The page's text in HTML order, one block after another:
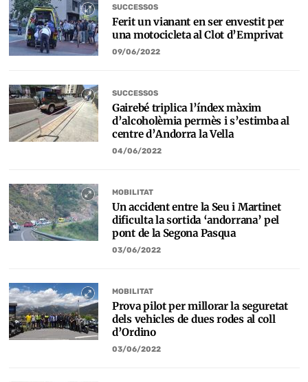
SUCCESSOS
Ferit un vianant en ser envestit per
una motocicleta al Clot d’Emprivat
09/06/2022
SUCCESSOS
Gairebé triplica l’índex màxim
d’alcoholèmia permès i s’estimba al
centre d’Andorra la Vella
04/06/2022
MOBILITAT
Un accident entre la Seu i Martinet
dificulta la sortida ‘andorrana’ pel
pont de la Segona Pasqua
03/06/2022
MOBILITAT
Prova pilot per millorar la seguretat
dels vehicles de dues rodes al coll
d’Ordino
03/06/2022